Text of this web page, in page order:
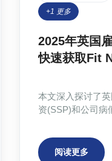
+1 更多
2025年英国
快速获取Fit
本文深入探讨了
资(SSP)和公司病
对2025年，文章
见要求，例如开
阅读更多